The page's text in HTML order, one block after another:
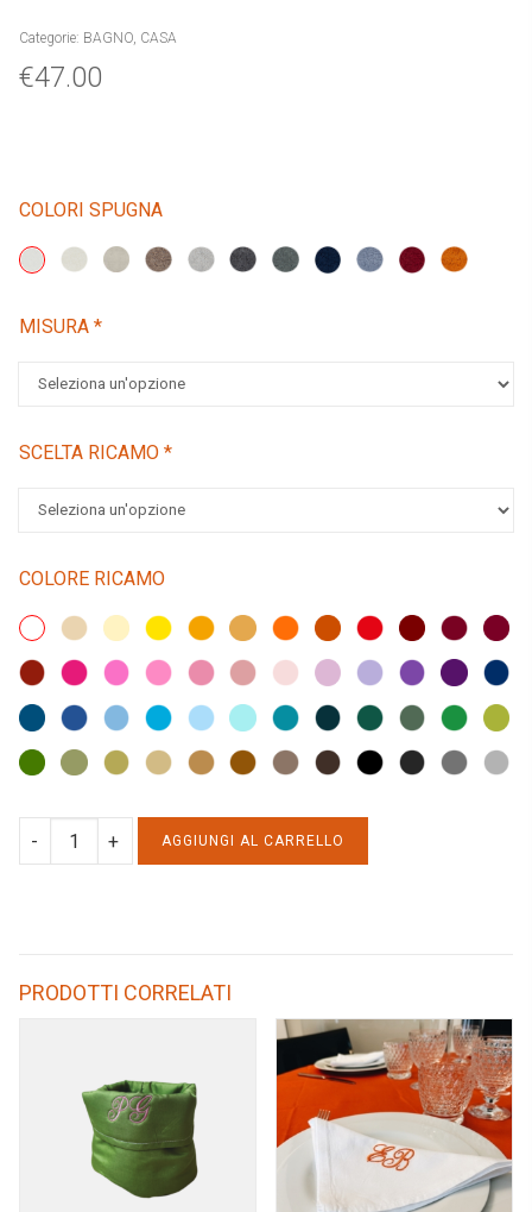
Categorie: BAGNO, CASA
€47.00
COLORI SPUGNA
MISURA *
SCELTA RICAMO *
COLORE RICAMO
ASCIUGAMANI
(500gr)
AGGIUNGI AL CARRELLO
PRODOTTI CORRELATI